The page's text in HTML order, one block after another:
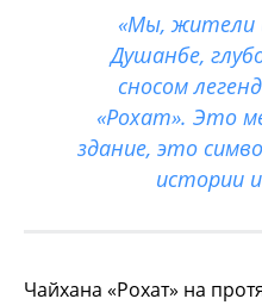
«Мы, жители
Душанбе,
сносом
«Рохат». Это
здание, это
истории
Чайхана «Рохат» на